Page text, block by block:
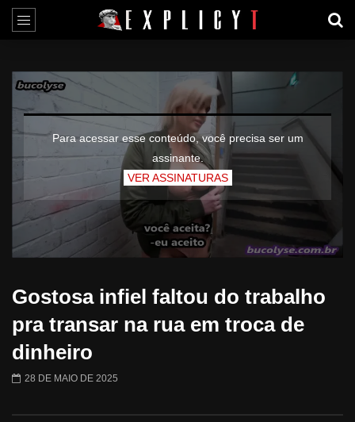
Para acessar esse conteúdo, você precisa ser um
assinante.
VER ASSINATURAS
Gostosa infiel faltou do trabalho
pra transar na rua em troca de
dinheiro
28 DE MAIO DE 2025